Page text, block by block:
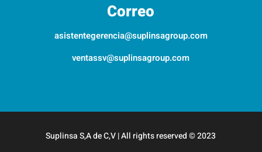
Correo
asistentegerencia@suplinsagroup.com
ventassv@suplinsagroup.com
Suplinsa S,A de C,V | All rights reserved © 2023